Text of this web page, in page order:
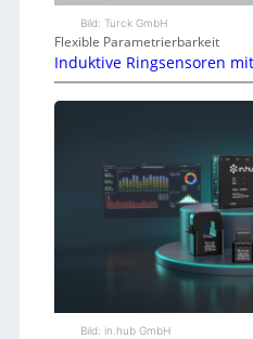
Bild: Turck GmbH
Flexible Parametrierbarkeit
Induktive Ringsensoren
Bild: in.hub GmbH